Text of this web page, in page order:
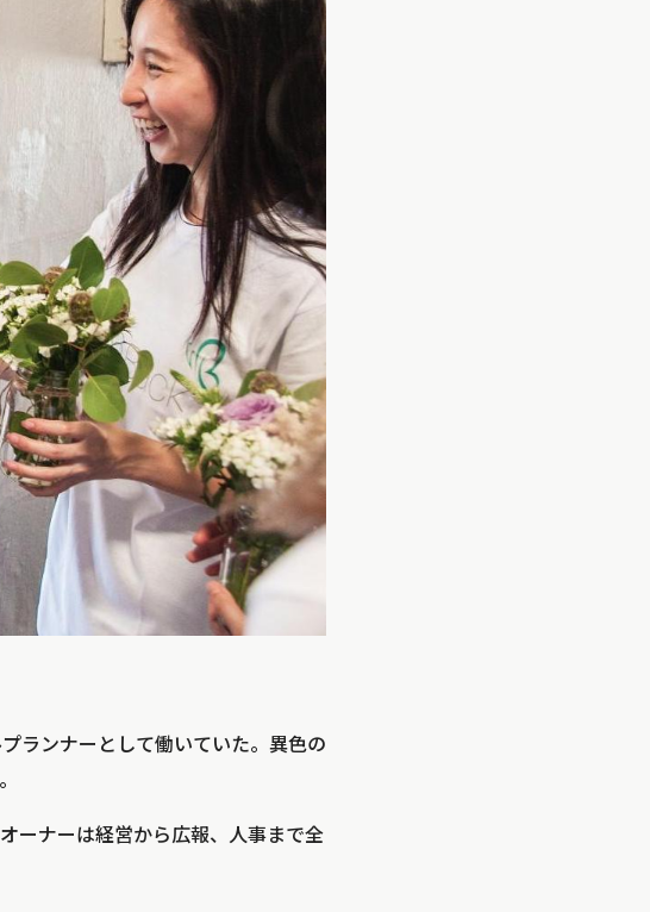
ランナーとして働いていた。異色の
ーナーは経営から広報、人事まで全